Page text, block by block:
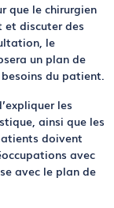
que le chirurgien
et discuter des
le
un plan de
du patient.
les
ainsi que les
doivent
avec
avec le plan de